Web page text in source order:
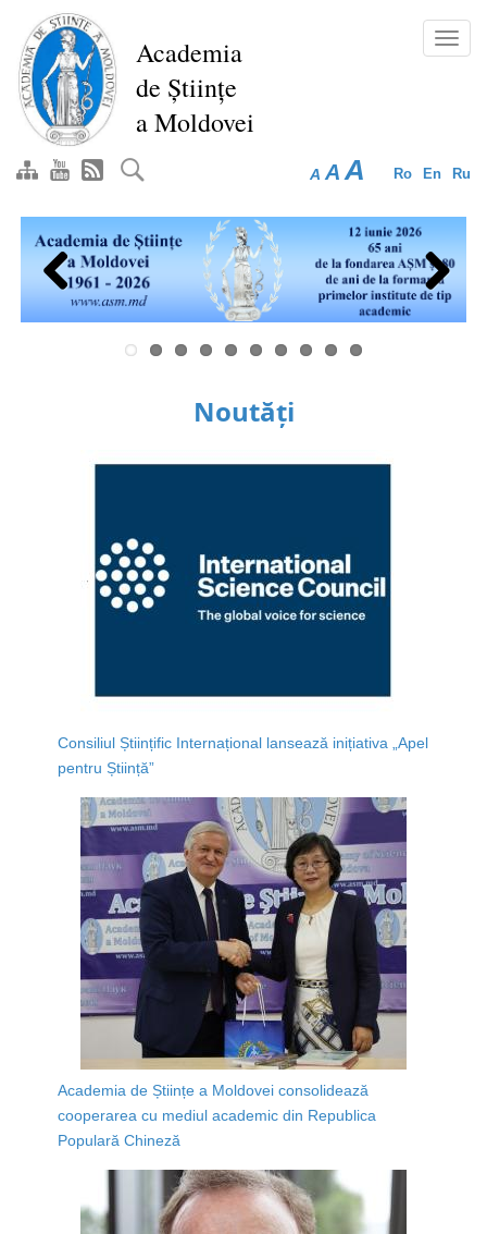
conţinutul
principal
Academia
de Științe
a Moldovei
Ro En Ru
A A A
Previous Next
Noutăți
Consiliul Științific Internațional lansează inițiativa „Apel
pentru Știință”
Academia de Științe a Moldovei consolidează
cooperarea cu mediul academic din Republica
Populară Chineză